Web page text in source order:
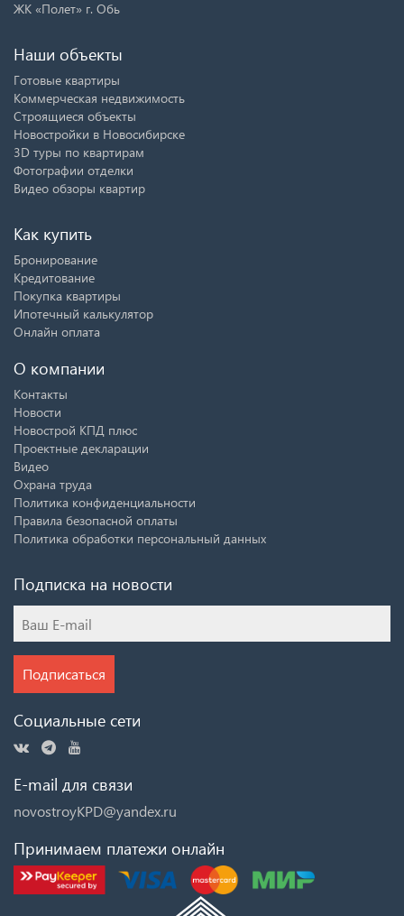
ЖК «Полет» г. Обь
Наши объекты
Готовые квартиры
Коммерческая недвижимость
Строящиеся объекты
Новостройки в Новосибирске
3D туры по квартирам
Фотографии отделки
Видео обзоры квартир
Как купить
Бронирование
Кредитование
Покупка квартиры
Ипотечный калькулятор
Онлайн оплата
О компании
Контакты
Новости
Новострой КПД плюс
Проектные декларации
Видео
Охрана труда
Политика конфиденциальности
Правила безопасной оплаты
Политика обработки персональный данных
Подписка на новости
Подписаться
Социальные сети
E-mail для связи
novostroyKPD@yandex.ru
Принимаем платежи онлайн